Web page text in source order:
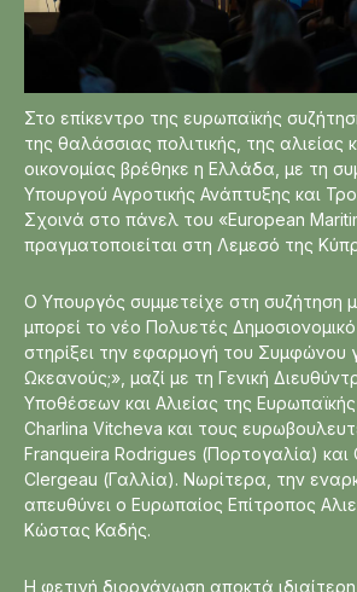
Στο επίκεντρο της ευρωπαϊκής
της θαλάσσιας πολιτικής, της αλιείας
οικονομίας βρέθηκε η Ελλάδα, με τη
Υπουργού Αγροτικής Ανάπτυξης και
Σχοινά στο πάνελ του «European
πραγματοποιείται στη Λεμεσό της
Ο Υπουργός συμμετείχε στη συζήτηση
μπορεί το νέο Πολυετές
στηρίξει την εφαρμογή του Συμφώνου
Ωκεανούς;», μαζί με τη Γενική
Υποθέσεων και Αλιείας της Ευρωπαϊκής
Charlina Vitcheva και τους
Franqueira Rodrigues (Πορτογαλία) και
Clergeau (Γαλλία). Νωρίτερα, την
απευθύνει ο Ευρωπαίος Επίτροπος
Κώστας Καδής.
Η φετινή διοργάνωση αποκτά